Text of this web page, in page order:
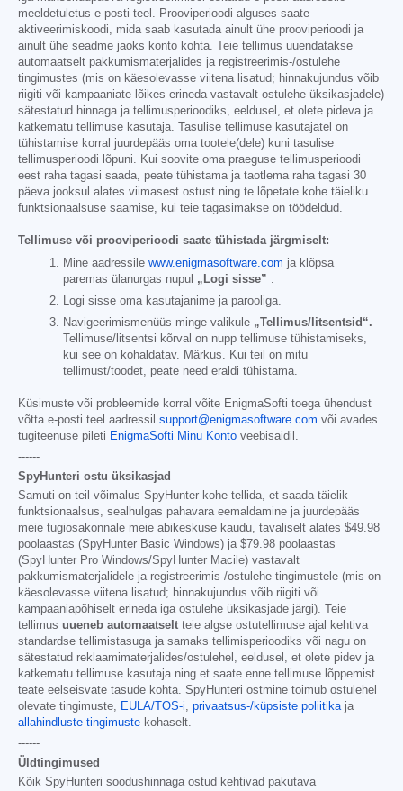
meeldetuletus e-posti teel. Prooviperioodi alguses saate
aktiveerimiskoodi, mida saab kasutada ainult ühe prooviperioodi ja
ainult ühe seadme jaoks konto kohta. Teie tellimus uuendatakse
automaatselt pakkumismaterjalides ja registreerimis-/ostulehe
tingimustes (mis on käesolevasse viitena lisatud; hinnakujundus võib
riigiti või kampaaniate lõikes erineda vastavalt ostulehe üksikasjadele)
sätestatud hinnaga ja tellimusperioodiks, eeldusel, et olete pideva ja
katkematu tellimuse kasutaja. Tasulise tellimuse kasutajatel on
tühistamise korral juurdepääs oma tootele(dele) kuni tasulise
tellimusperioodi lõpuni. Kui soovite oma praeguse tellimusperioodi
eest raha tagasi saada, peate tühistama ja taotlema raha tagasi 30
päeva jooksul alates viimasest ostust ning te lõpetate kohe täieliku
funktsionaalsuse saamise, kui teie tagasimakse on töödeldud.
Tellimuse või prooviperioodi saate tühistada järgmiselt:
Mine aadressile www.enigmasoftware.com ja klõpsa
paremas ülanurgas nupul „Logi sisse”
Logi sisse oma kasutajanime ja parooliga.
Navigeerimismenüüs minge valikule „Tellimus/litsentsid“.
Tellimuse/litsentsi kõrval on nupp tellimuse tühistamiseks,
kui see on kohaldatav. Märkus. Kui teil on mitu
tellimust/toodet, peate need eraldi tühistama.
Küsimuste või probleemide korral võite EnigmaSofti toega ühendust
võtta e-posti teel aadressil support@enigmasoftware.com või avades
tugiteenuse pileti EnigmaSofti Minu Konto veebisaidil.
------
SpyHunteri ostu üksikasjad
Samuti on teil võimalus SpyHunter kohe tellida, et saada täielik
funktsionaalsus, sealhulgas pahavara eemaldamine ja juurdepääs
meie tugiosakonnale meie abikeskuse kaudu, tavaliselt alates $49.98
poolaastas (SpyHunter Basic Windows) ja $79.98 poolaastas
(SpyHunter Pro Windows/SpyHunter Macile) vastavalt
pakkumismaterjalidele ja registreerimis-/ostulehe tingimustele (mis on
käesolevasse viitena lisatud; hinnakujundus võib riigiti või
kampaaniapõhiselt erineda iga ostulehe üksikasjade järgi). Teie
tellimus uueneb automaatselt teie algse ostutellimuse ajal kehtiva
standardse tellimistasuga ja samaks tellimisperioodiks või nagu on
sätestatud reklaamimaterjalides/ostulehel, eeldusel, et olete pidev ja
katkematu tellimuse kasutaja ning et saate enne tellimuse lõppemist
teate eelseisvate tasude kohta. SpyHunteri ostmine toimub ostulehel
olevate tingimuste, EULA/TOS-i, privaatsus-/küpsiste poliitikaja
allahindluste tingimuste kohaselt.
------
Üldtingimused
Kõik SpyHunteri soodushinnaga ostud kehtivad pakutava